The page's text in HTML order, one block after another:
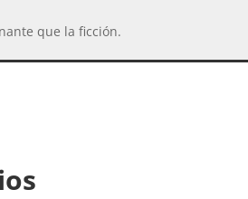
que la ficción.